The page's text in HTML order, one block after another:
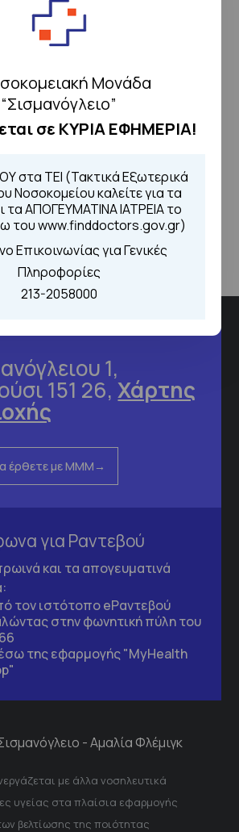
Μονάδα
“Σισμανόγλειο”
σε ΚΥΡΙΑ ΕΦΗΜΕΡΙΑ!
στα ΤΕΙ (Τακτικά Εξωτερικά
Νοσοκομείου καλείτε για τα
τα ΑΠΟΓΕΥΜΑΤΙΝΑ ΙΑΤΡΕΙΑ το
του www.finddoctors.gov.gr)
Επικοινωνίας για Γενικές
Πληροφορίες
213-2058000
το ερωτηματολόγιο
ικανοποίησης. Μας
1,
151 26,Χάρτης
έρθετε με ΜΜΜ
για Ραντεβού
και τα απογευματινά
τον ιστότοποeΡαντεβού
στην φωνητική πύλη του
της εφαρμογής "MyHealth
- Αμαλία Φλέμιγκ
με άλλα νοσηλευτικά
υγείας στα πλαίσια εφαρμογής
βελτίωσης της ποιότητας